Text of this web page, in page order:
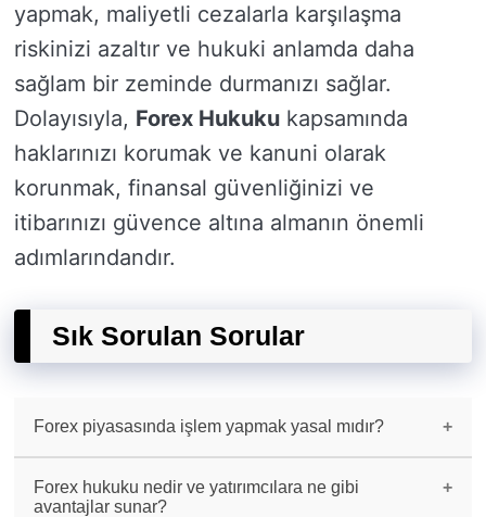
yapmak, maliyetli cezalarla karşılaşma
riskinizi azaltır ve hukuki anlamda daha
sağlam bir zeminde durmanızı sağlar.
Dolayısıyla, Forex Hukuku kapsamında
haklarınızı korumak ve kanuni olarak
korunmak, finansal güvenliğinizi ve
itibarınızı güvence altına almanın önemli
adımlarındandır.
Sık Sorulan Sorular
Forex piyasasında işlem yapmak yasal mıdır?
Kurulu) denetimindedir ve yasaldır.
Forex hukuku nedir ve yatırımcılara ne gibi
avantajlar sunar?